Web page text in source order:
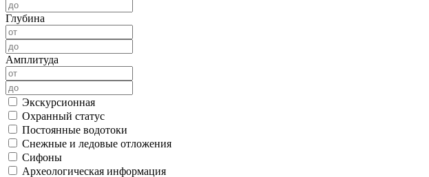
Глубина
Амплитуда
Экскурсионная
Охранный статус
Постоянные водотоки
Снежные и ледовые отложения
Сифоны
Археологическая информация